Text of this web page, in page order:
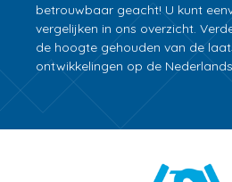
betrouwbaar geacht! U kunt
vergelijken in ons overzicht.
de hoogte gehouden van de
ontwikkelingen op de